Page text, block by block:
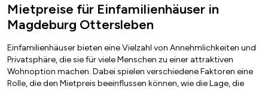
Mietpreise für Einfamilienhäuser in
Magdeburg Ottersleben
Einfamilienhäuser bieten eine Vielzahl von Annehmlichkeiten und
Privatsphäre, die sie für viele Menschen zu einer attraktiven
Wohnoption machen. Dabei spielen verschiedene Faktoren eine
Rolle, die den Mietpreis beeinflussen können, wie die Lage, die